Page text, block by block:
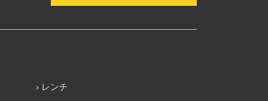
レンチ